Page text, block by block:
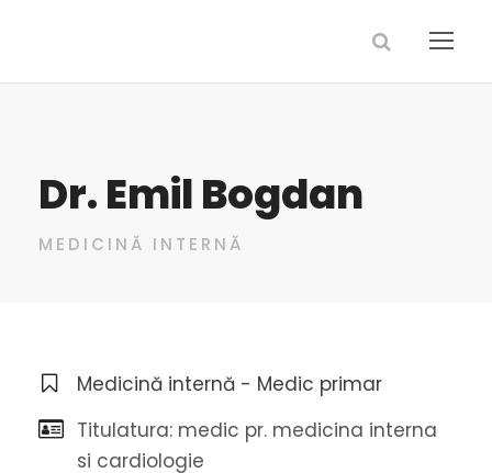
Dr. Emil Bogdan
MEDICINĂ INTERNĂ
Medicină internă - Medic primar
Titulatura: medic pr. medicina interna
si cardiologie